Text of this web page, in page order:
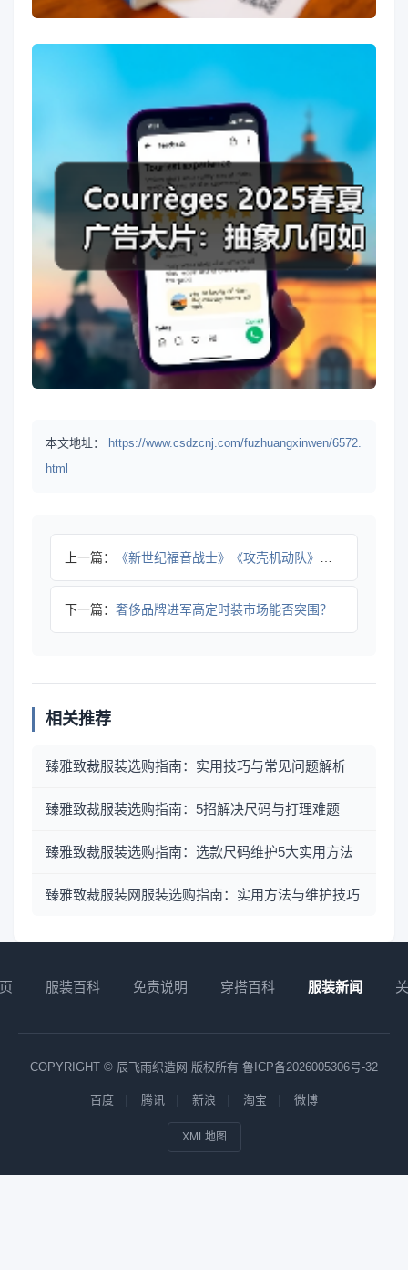
本文地址：
https://www.csdzcnj.com/fuzhuangxinwen/6572.
html
上一篇： 《新世纪福音战士》《攻壳机动队》联名系列来袭，4款单品怎么搭
下一篇： 奢侈品牌进军高定时装市场能否突围？
相关推荐
臻雅致裁服装选购指南：实用技巧与常见问题解析
臻雅致裁服装选购指南：5招解决尺码与打理难题
臻雅致裁服装选购指南：选款尺码维护5大实用方法
臻雅致裁服装网服装选购指南：实用方法与维护技巧
服装百科 免责说明 穿搭百科 服装新闻
COPYRIGHT © 辰飞雨织造网 版权所有 鲁ICP备2026005306号-32
百度 腾讯 新浪 淘宝 微博
XML地图